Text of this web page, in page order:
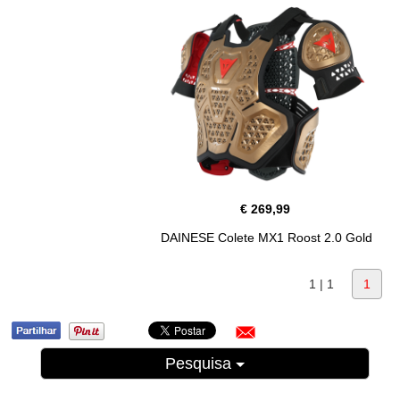
€ 269,99
DAINESE Colete MX1 Roost 2.0 Gold
1 | 1 1
Pesquisa